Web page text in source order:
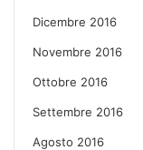
Dicembre 2016
Novembre 2016
Ottobre 2016
Settembre 2016
Agosto 2016